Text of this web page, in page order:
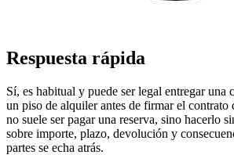
Respuesta rápida
Sí, es habitual y puede ser legal entregar una
un piso de alquiler antes de firmar el
no suele ser pagar una reserva, sino hacerlo
sobre importe, plazo, devolución y
partes se echa atrás.